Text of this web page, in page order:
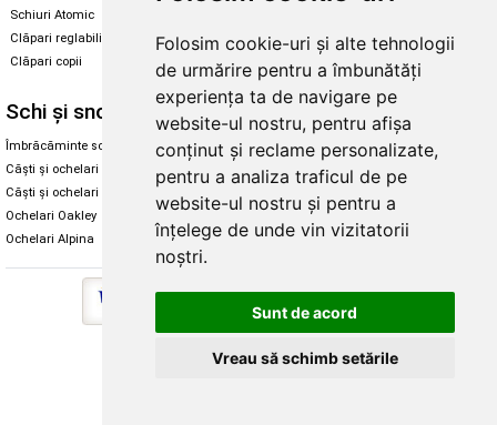
Folosim cookie-uri și alte tehnologii
de urmărire pentru a îmbunătăți
experiența ta de navigare pe
website-ul nostru, pentru afișa
conținut și reclame personalizate,
pentru a analiza traficul de pe
website-ul nostru și pentru a
înțelege de unde vin vizitatorii
noștri.
Sunt de acord
Vreau să schimb setările
Schiuri Atomic
Clăpari reglabili
Clăpari copii
Santa Cruz
Enuff Skateboards
Schi și snowboard
Îmbrăcăminte schi și snowboard
Căști și ochelari de iarnă
Căști și ochelari Alpina
Ochelari Oakley
Ochelari Alpina
Diverse
Cum aleg rolele
Cum aleg ochelarii
Ochelari de soare Alpina
Intretinere manusi
Copyright © 2026 Skates.ro | SC Zmart Skating SRL